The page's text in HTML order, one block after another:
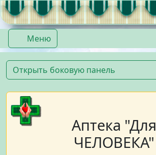
Перейти к содержимому
Перейти к футеру
Меню
Аптека "Для
ЧЕЛОВЕКА"
Открыть боковую панель